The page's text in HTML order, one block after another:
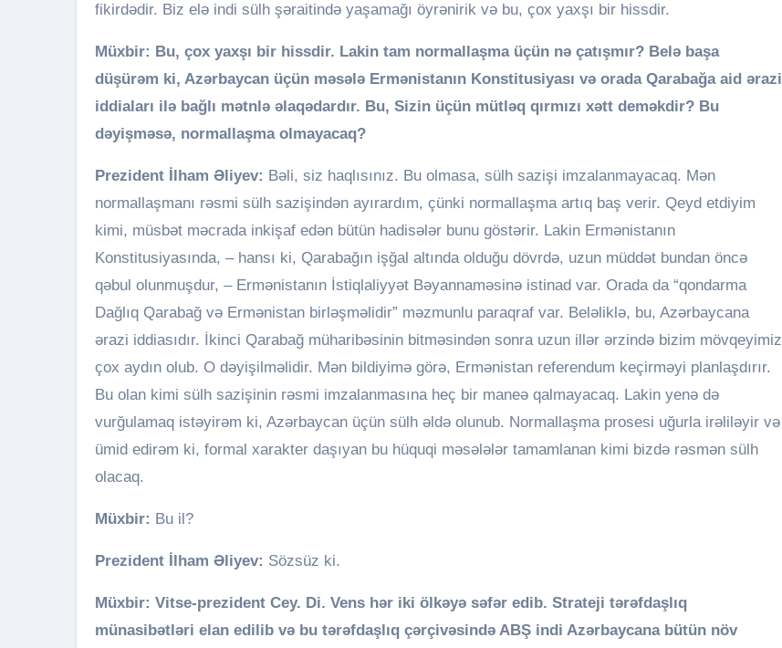
fikirdədir. Biz elə indi sülh şəraitində yaşamağı öyrənirik və bu, çox yaxşı bir hissdir.
Müxbir: Bu, çox yaxşı bir hissdir. Lakin tam normallaşma üçün nə çatışmır? Belə başa
düşürəm ki, Azərbaycan üçün məsələ Ermənistanın Konstitusiyası və orada Qarabağa aid ərazi
iddiaları ilə bağlı mətnlə əlaqədardır. Bu, Sizin üçün mütləq qırmızı xətt deməkdir? Bu
dəyişməsə, normallaşma olmayacaq?
Prezident İlham Əliyev: Bəli, siz haqlısınız. Bu olmasa, sülh sazişi imzalanmayacaq. Mən
normallaşmanı rəsmi sülh sazişindən ayırardım, çünki normallaşma artıq baş verir. Qeyd etdiyim
kimi, müsbət məcrada inkişaf edən bütün hadisələr bunu göstərir. Lakin Ermənistanın
Konstitusiyasında, – hansı ki, Qarabağın işğal altında olduğu dövrdə, uzun müddət bundan öncə
qəbul olunmuşdur, – Ermənistanın İstiqlaliyyət Bəyannaməsinə istinad var. Orada da “qondarma
Dağlıq Qarabağ və Ermənistan birləşməlidir” məzmunlu paraqraf var. Beləliklə, bu, Azərbaycana
ərazi iddiasıdır. İkinci Qarabağ müharibəsinin bitməsindən sonra uzun illər ərzində bizim mövqeyimiz
çox aydın olub. O dəyişilməlidir. Mən bildiyimə görə, Ermənistan referendum keçirməyi planlaşdırır.
Bu olan kimi sülh sazişinin rəsmi imzalanmasına heç bir maneə qalmayacaq. Lakin yenə də
vurğulamaq istəyirəm ki, Azərbaycan üçün sülh əldə olunub. Normallaşma prosesi uğurla irəliləyir və
ümid edirəm ki, formal xarakter daşıyan bu hüquqi məsələlər tamamlanan kimi bizdə rəsmən sülh
olacaq.
Müxbir: Bu il?
Prezident İlham Əliyev: Sözsüz ki.
Müxbir: Vitse-prezident Cey. Di. Vens hər iki ölkəyə səfər edib. Strateji tərəfdaşlıq
münasibətləri elan edilib və bu tərəfdaşlıq çərçivəsində ABŞ indi Azərbaycana bütün növ